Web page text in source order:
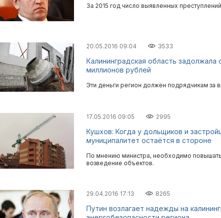
За 2015 год число выявленных
20.05.2016 09:04 3533
Калининградская область
миллионов рублей
Эти деньги регион должен подрядчикам за
17.05.2016 09:05 2995
Кушхов: Когда у дольщиков и
муниципалитет остаётся в стороне
По мнению министра, необходимо повышать
возведение объектов.
29.04.2016 17:13 8265
Путин возлагает надежды на